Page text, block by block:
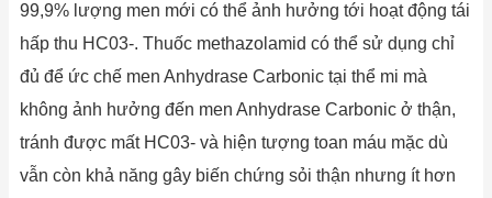
99,9% lượng men mới có thể ảnh hưởng tới hoạt động tái
hấp thu HC03-. Thuốc methazolamid có thể sử dụng chỉ
đủ để ức chế men Anhydrase Carbonic tại thể mi mà
không ảnh hưởng đến men Anhydrase Carbonic ở thận,
tránh được mất HC03- và hiện tượng toan máu mặc dù
vẫn còn khả năng gây biến chứng sỏi thận nhưng ít hơn